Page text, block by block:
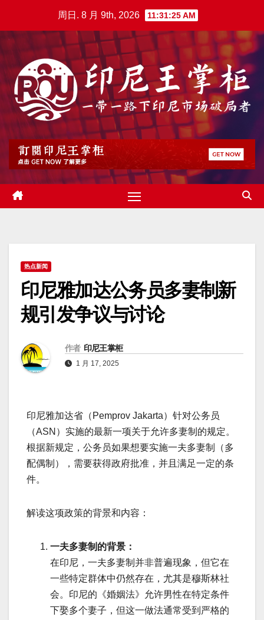
周日. 8 月 9th, 2026 11:31:26 AM
热点新闻
印尼雅加达公务员多妻制新
规引发争议与讨论
作者 印尼王掌柜
1 月 17, 2025
印尼雅加达省（Pemprov Jakarta）针对公务员
（ASN）实施的最新一项关于允许多妻制的规定。
根据新规定，公务员如果想要实施一夫多妻制（多
配偶制），需要获得政府批准，并且满足一定的条
件。
解读这项政策的背景和内容：
一夫多妻制的背景：
在印尼，一夫多妻制并非普遍现象，但它在
一些特定群体中仍然存在，尤其是穆斯林社
会。印尼的《婚姻法》允许男性在特定条件
下娶多个妻子，但这一做法通常受到严格的